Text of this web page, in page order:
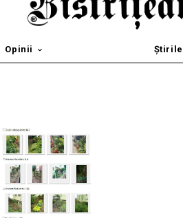
Opinii Știrile